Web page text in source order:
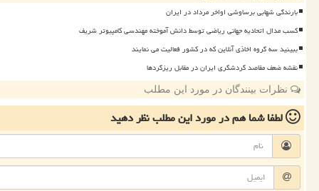
بارندگی شهابی برساوشی اواخر مرداد در ایران
کسب مدال اتحادیه جهانی ریاضی توسط دانش آموخته مهندسی کامپیوتر شریف
ببینید سه گروه اخاذی آنلاین که در کشور فعالیت می نمایند
نقشه ضعف مقاصد گردشگری ایران در مقابل ریزگردها
نظرات بینندگان در مورد این مطلب
لطفا شما همدر مورد این مطلبنظر دهید